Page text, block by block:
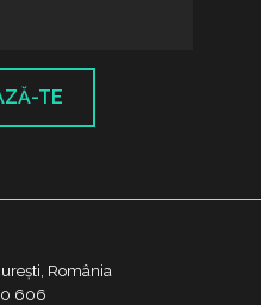
TE
România
606